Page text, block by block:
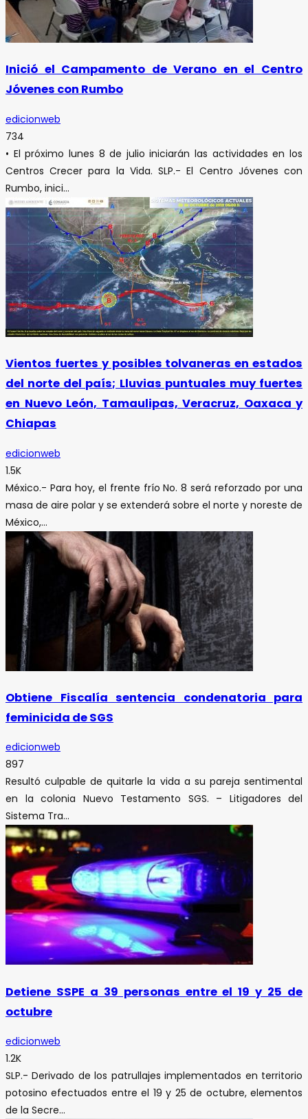
Inició el Campamento de Verano en el Centro
Jóvenes con Rumbo
edicionweb
734
• El próximo lunes 8 de julio iniciarán las actividades en los
Centros Crecer para la Vida. SLP.- El Centro Jóvenes con
Rumbo, inici...
Vientos fuertes y posibles tolvaneras en estados
del norte del país; Lluvias puntuales muy fuertes
en Nuevo León, Tamaulipas, Veracruz, Oaxaca y
Chiapas
edicionweb
1.5K
México.- Para hoy, el frente frío No. 8 será reforzado por una
masa de aire polar y se extenderá sobre el norte y noreste de
México,...
Obtiene Fiscalía sentencia condenatoria para
feminicida de SGS
edicionweb
897
Resultó culpable de quitarle la vida a su pareja sentimental
en la colonia Nuevo Testamento SGS. – Litigadores del
Sistema Tra...
Detiene SSPE a 39 personas entre el 19 y 25 de
octubre
edicionweb
1.2K
SLP.- Derivado de los patrullajes implementados en territorio
potosino efectuados entre el 19 y 25 de octubre, elementos
de la Secre...